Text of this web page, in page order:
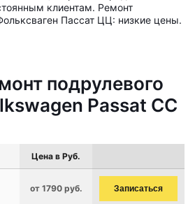
клиентам. Ремонт
Пассат ЦЦ: низкие цены.
подрулевого
Passat CC
Цена в Руб.
от 1790 руб. Записаться